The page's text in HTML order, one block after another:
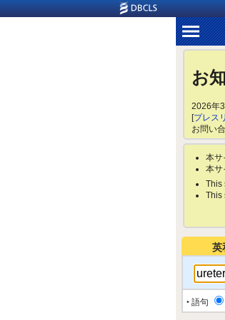
お
2026年
[プレス
お問い
本サ
本サ
This
This
英
‣ 語句